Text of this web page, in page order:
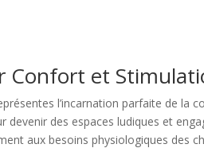
Confort et
l’incarnation parfaite de
des espaces ludiques et
aux besoins physiologiques des